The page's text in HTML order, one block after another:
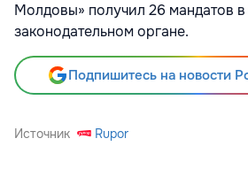
Молдовы» получил 26 мандатов
законодательном органе.
Подпишитесь на новости
Источник Rupor